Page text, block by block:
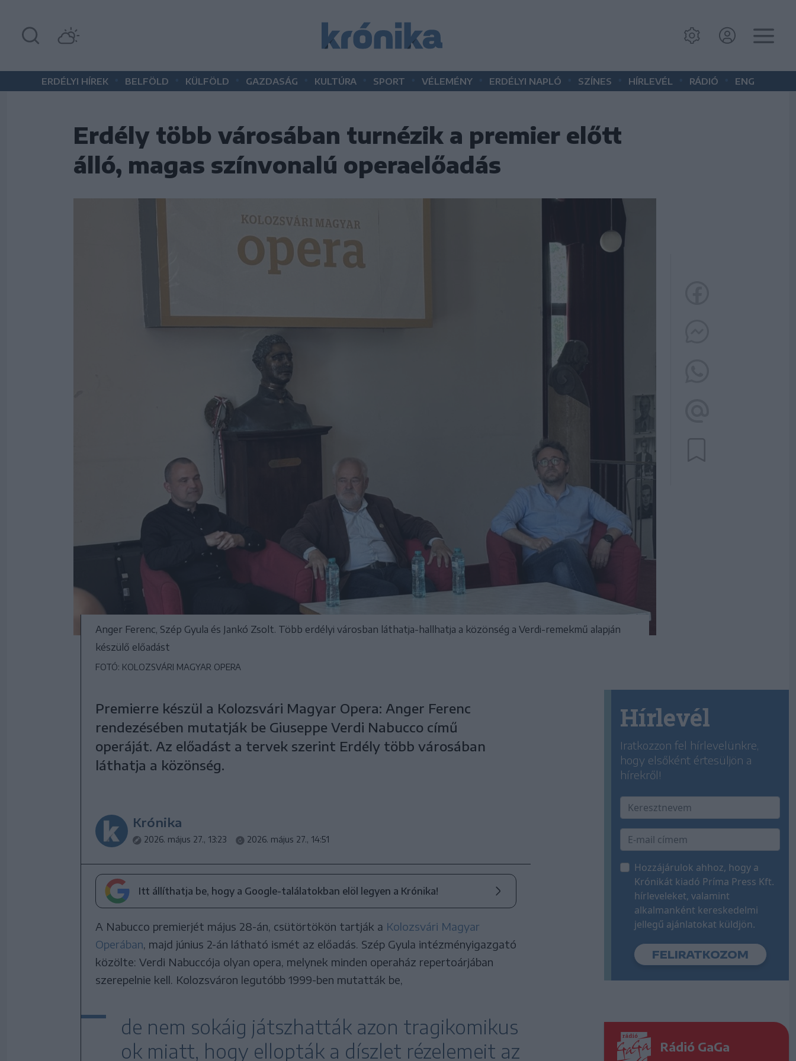
ERDÉLYI HÍREK BELFÖLD KÜLFÖLD GAZDASÁG KULTÚRA SPORT VÉLEMÉNY ERDÉLYI NAPLÓ SZÍNES HÍRLEVÉL RÁDIÓ ENG
Erdély több városában turnézik a premier előtt
álló, magas színvonalú operaelőadás
Anger Ferenc, Szép Gyula és Jankó Zsolt. Több erdélyi városban láthatja-hallhatja a közönség a Verdi-remekmű alapján
készülő előadást
FOTÓ: KOLOZSVÁRI MAGYAR OPERA
Premierre készül a Kolozsvári Magyar Opera: Anger Ferenc
rendezésében mutatják be Giuseppe Verdi Nabucco című
operáját. Az előadást a tervek szerint Erdély több városában
láthatja a közönség.
Krónika
2026. május 27., 13:23 2026. május 27., 14:51
Itt állíthatja be, hogy a Google-találatokban elöl legyen a Krónika!
A Nabucco premierjét május 28-án, csütörtökön tartják a Kolozsvári Magyar
Operában, majd június 2-án látható ismét az előadás. Szép Gyula intézményigazgató
közölte: Verdi Nabuccója olyan opera, melynek minden operaház repertoárjában
szerepelnie kell. Kolozsváron legutóbb 1999-ben mutatták be,
de nem sokáig játszhatták azon tragikomikus
ok miatt, hogy ellopták a díszlet rézelemeit az
Hírlevél
Iratkozzon fel hírlevelünkre,
hogy elsőként értesüljön a
hírekről!
Hozzájárulok ahhoz, hogy a
Krónikát kiadó Príma Press Kft.
hírleveleket, valamint
alkalmanként kereskedelmi
jellegű ajánlatokat küldjön.
Rádió GaGa